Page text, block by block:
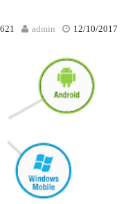
12/10/2017
admin